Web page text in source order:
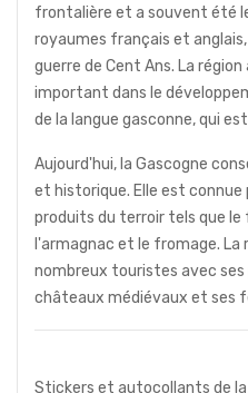
frontalière et a souvent été
royaumes français et
guerre de Cent Ans. La
important dans le
de la langue gasconne, qui
Aujourd'hui, la Gascogne
et historique. Elle est
produits du terroir tels que le
l'armagnac et le fromage.
nombreux touristes avec
châteaux médiévaux et ses
Stickers et autocollants de